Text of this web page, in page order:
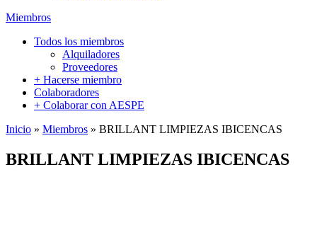
Miembros
Todos los miembros
Alquiladores
Proveedores
+ Hacerse miembro
Colaboradores
+ Colaborar con AESPE
Inicio » Miembros » BRILLANT LIMPIEZAS IBICENCAS
BRILLANT LIMPIEZAS IBICENCAS